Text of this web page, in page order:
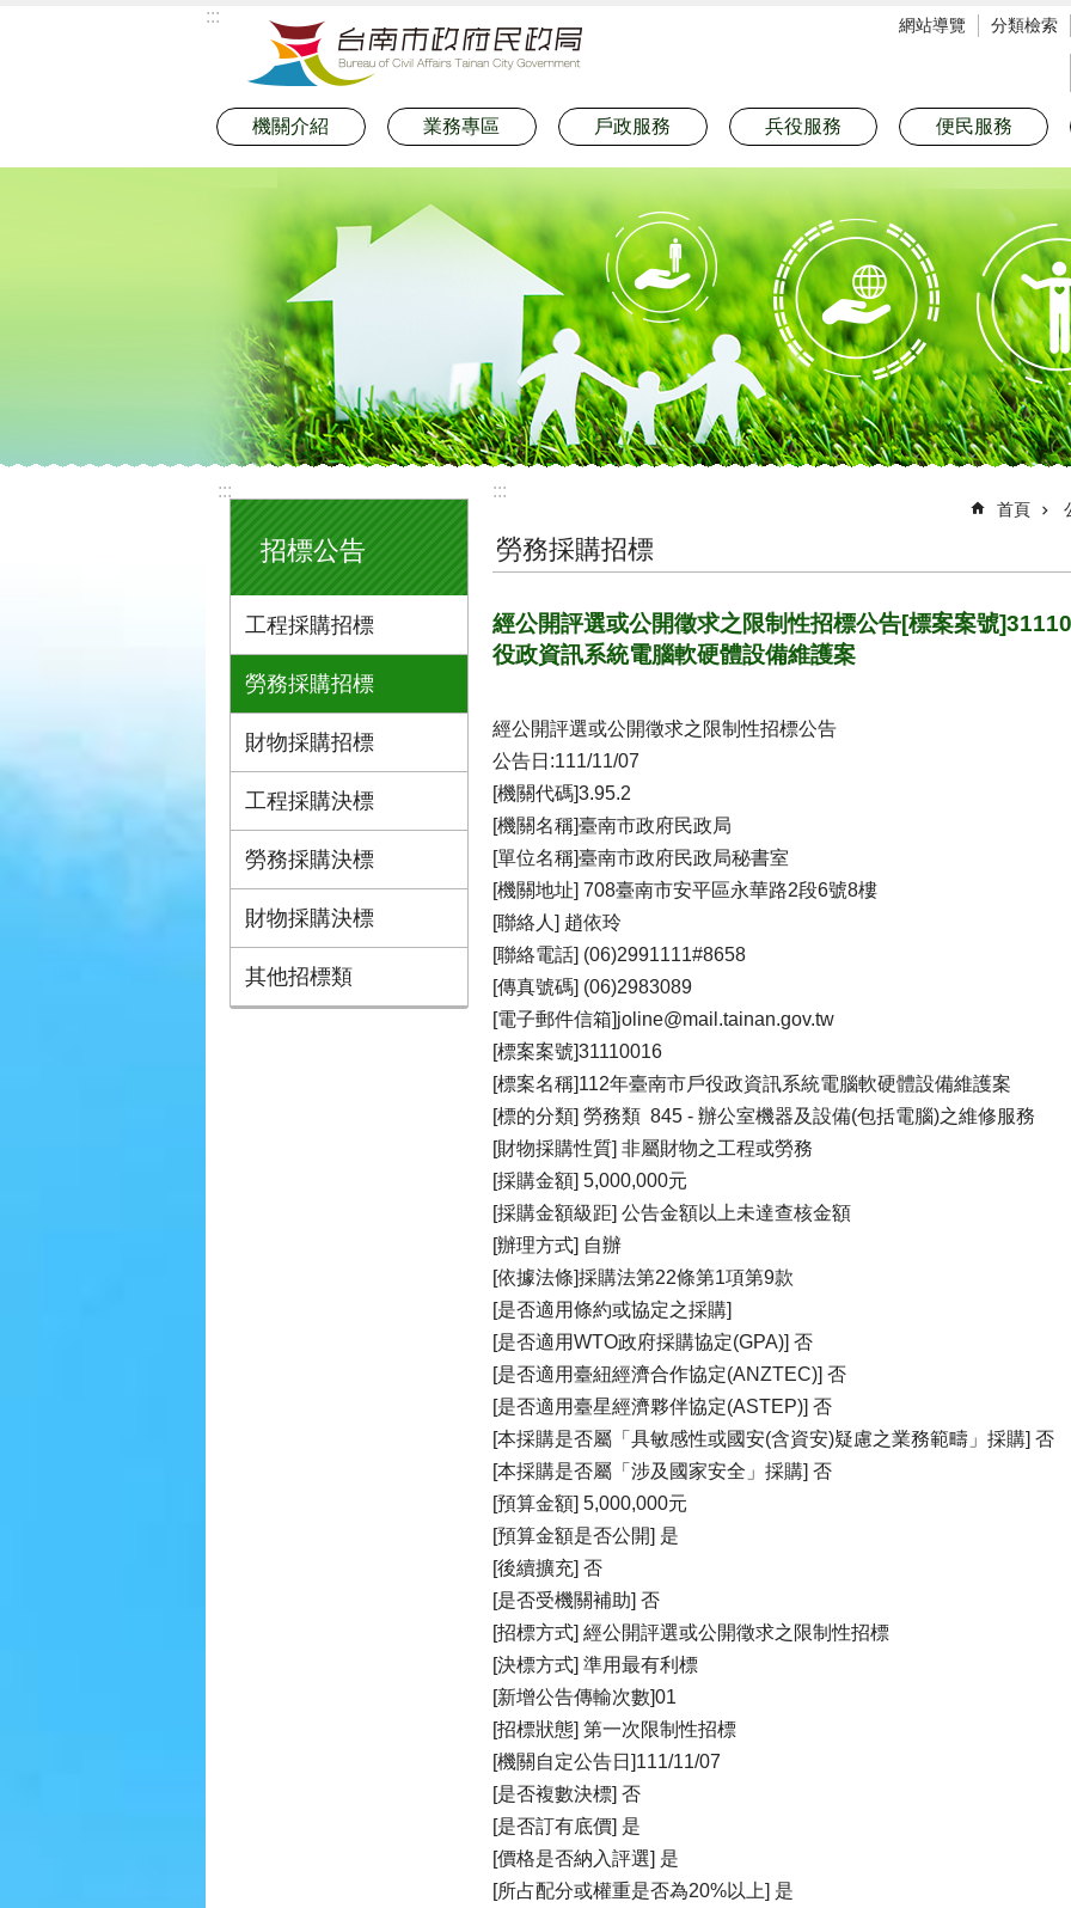
::: 網站導覽 分類檢索
機關介紹 業務專區 戶政服務 兵役服務 便民服務
:::
招標公告
工程採購招標
勞務採購招標
財物採購招標
工程採購決標
勞務採購決標
財物採購決標
其他招標類
:::
首頁
勞務採購招標
經公開評選或公開徵求之限制性招標公告[標案案號
役政資訊系統電腦軟硬體設備維護案
經公開評選或公開徵求之限制性招標公告
公告日:111/11/07
[機關代碼]3.95.2
[機關名稱]臺南市政府民政局
[單位名稱]臺南市政府民政局秘書室
[機關地址] 708臺南市安平區永華路2段6號8樓
[聯絡人] 趙依玲
[聯絡電話] (06)2991111#8658
[傳真號碼] (06)2983089
[電子郵件信箱]joline@mail.tainan.gov.tw
[標案案號]31110016
[標案名稱]112年臺南市戶役政資訊系統電腦軟硬體設備維護案
[標的分類] 勞務類 845 - 辦公室機器及設備(包括電腦)之維修服務
[財物採購性質] 非屬財物之工程或勞務
[採購金額] 5,000,000元
[採購金額級距] 公告金額以上未達查核金額
[辦理方式] 自辦
[依據法條]採購法第22條第1項第9款
[是否適用條約或協定之採購]
[是否適用WTO政府採購協定(GPA)] 否
[是否適用臺紐經濟合作協定(ANZTEC)] 否
[是否適用臺星經濟夥伴協定(ASTEP)] 否
[本採購是否屬「具敏感性或國安(含資安)疑慮之業務範疇」採購] 否
[本採購是否屬「涉及國家安全」採購] 否
[預算金額] 5,000,000元
[預算金額是否公開] 是
[後續擴充] 否
[是否受機關補助] 否
[招標方式] 經公開評選或公開徵求之限制性招標
[決標方式] 準用最有利標
[新增公告傳輸次數]01
[招標狀態] 第一次限制性招標
[機關自定公告日]111/11/07
[是否複數決標] 否
[是否訂有底價] 是
[價格是否納入評選] 是
[所占配分或權重是否為20%以上] 是